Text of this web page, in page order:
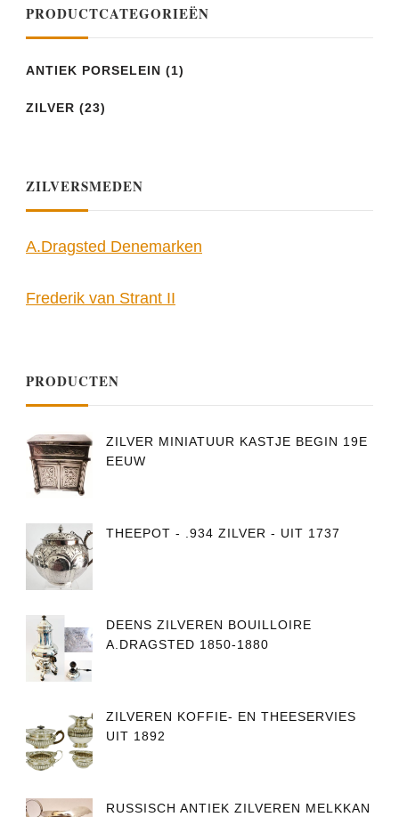
PRODUCTCATEGORIEËN
ANTIEK PORSELEIN (1)
ZILVER (23)
ZILVERSMEDEN
A.Dragsted Denemarken
Frederik van Strant II
PRODUCTEN
ZILVER MINIATUUR KASTJE BEGIN 19E
EEUW
THEEPOT - .934 ZILVER - UIT 1737
DEENS ZILVEREN BOUILLOIRE
A.DRAGSTED 1850-1880
ZILVEREN KOFFIE- EN THEESERVIES
UIT 1892
RUSSISCH ANTIEK ZILVEREN MELKKAN